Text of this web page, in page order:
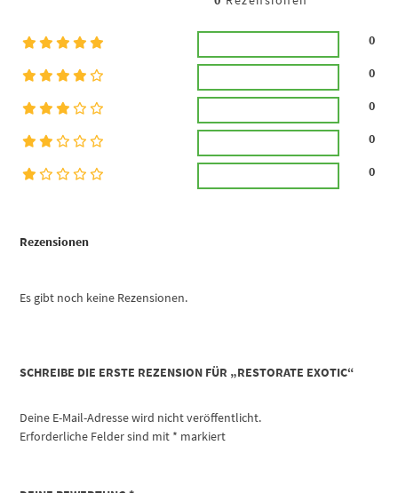
Rezensionen
Es gibt noch keine Rezensionen.
0
0
0
0
0
SCHREIBE DIE ERSTE REZENSION FÜR „RESTORATE EXOTIC“
Deine E-Mail-Adresse wird nicht veröffentlicht.
Erforderliche Felder sind mit * markiert